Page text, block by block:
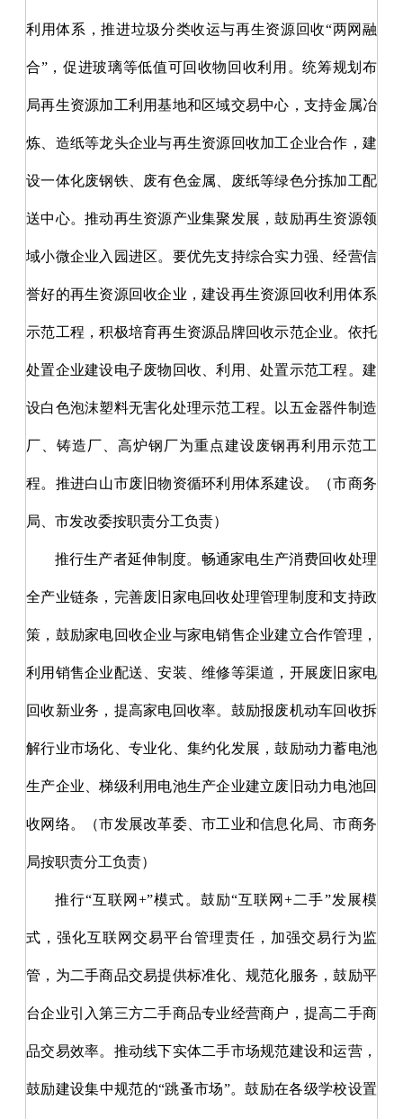
利用体系，推进垃圾分类收运与再生资源回收“两网融
合”，促进玻璃等低值可回收物回收利用。统筹规划布
局再生资源加工利用基地和区域交易中心，支持金属冶
炼、造纸等龙头企业与再生资源回收加工企业合作，建
设一体化废钢铁、废有色金属、废纸等绿色分拣加工配
送中心。推动再生资源产业集聚发展，鼓励再生资源领
域小微企业入园进区。要优先支持综合实力强、经营信
誉好的再生资源回收企业，建设再生资源回收利用体系
示范工程，积极培育再生资源品牌回收示范企业。依托
处置企业建设电子废物回收、利用、处置示范工程。建
设白色泡沫塑料无害化处理示范工程。以五金器件制造
厂、铸造厂、高炉钢厂为重点建设废钢再利用示范工
程。推进白山市废旧物资循环利用体系建设。（市商务
局、市发改委按职责分工负责）
推行生产者延伸制度。畅通家电生产消费回收处理
全产业链条，完善废旧家电回收处理管理制度和支持政
策，鼓励家电回收企业与家电销售企业建立合作管理，
利用销售企业配送、安装、维修等渠道，开展废旧家电
回收新业务，提高家电回收率。鼓励报废机动车回收拆
解行业市场化、专业化、集约化发展，鼓励动力蓄电池
生产企业、梯级利用电池生产企业建立废旧动力电池回
收网络。（市发展改革委、市工业和信息化局、市商务
局按职责分工负责）
推行“互联网+”模式。鼓励“互联网+二手”发展模
式，强化互联网交易平台管理责任，加强交易行为监
管，为二手商品交易提供标准化、规范化服务，鼓励平
台企业引入第三方二手商品专业经营商户，提高二手商
品交易效率。推动线下实体二手市场规范建设和运营，
鼓励建设集中规范的“跳蚤市场”。鼓励在各级学校设置